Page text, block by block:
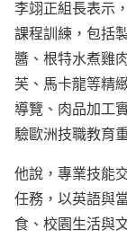
李翊正組長表示
課程訓練，包括
醬、根特水煮雞
芙、馬卡龍等精
導覽、肉品加工
驗歐洲技職教育
他說，專業技能
任務，以英語與
食、校園生活與